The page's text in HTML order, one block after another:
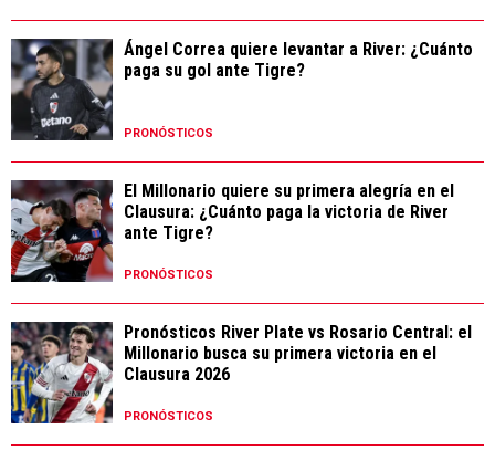
Ángel Correa quiere levantar a River: ¿Cuánto
paga su gol ante Tigre?
PRONÓSTICOS
El Millonario quiere su primera alegría en el
Clausura: ¿Cuánto paga la victoria de River
ante Tigre?
PRONÓSTICOS
Pronósticos River Plate vs Rosario Central: el
Millonario busca su primera victoria en el
Clausura 2026
PRONÓSTICOS